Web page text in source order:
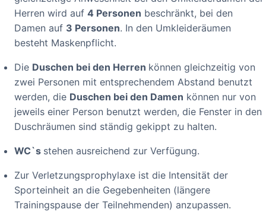
Herren wird auf 4 Personen beschränkt, bei den
Damen auf 3 Personen. In den Umkleideräumen
besteht Maskenpflicht.
Die Duschen bei den Herren können gleichzeitig von
zwei Personen mit entsprechendem Abstand benutzt
werden, die Duschen bei den Damen können nur von
jeweils einer Person benutzt werden, die Fenster in den
Duschräumen sind ständig gekippt zu halten.
WC`s stehen ausreichend zur Verfügung.
Zur Verletzungsprophylaxe ist die Intensität der
Sporteinheit an die Gegebenheiten (längere
Trainingspause der Teilnehmenden) anzupassen.